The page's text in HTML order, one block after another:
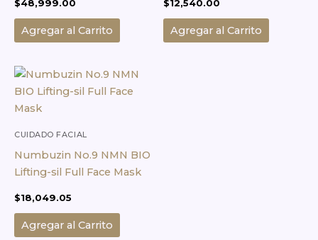
$48,999.00
Agregar al Carrito
$12,540.00
Agregar al Carrito
CUIDADO FACIAL
Numbuzin No.9 NMN BIO
Lifting-sil Full Face Mask
$18,049.05
Agregar al Carrito